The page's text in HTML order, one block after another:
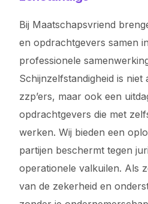
Bij Maatschapsvriend
en opdrachtgevers samen
professionele
Schijnzelfstandigheid is
zzp’ers, maar ook een
opdrachtgevers die met
werken. Wij bieden een
partijen beschermt tegen
operationele valkuilen. Als
van de zekerheid en